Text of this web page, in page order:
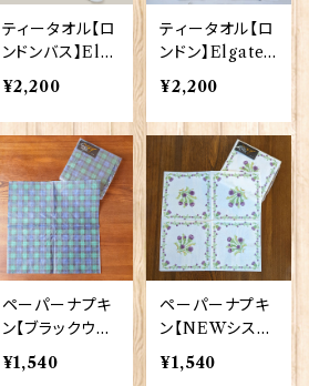
ティータオル【ロ
ンドンバス】Elg
ate Products
50001-S（7027
1）
¥2,200
ティータオル【ロ
ンドン】Elgate
Products 500
01-W(20102)
¥2,200
ペーパーナプキ
ン【ブラックウォ
ッチ】Glen App
in of Scotland
¥1,540
ペーパーナプキ
ン【NEWシス
ル】Glen Appin
n of Scotland
¥1,540